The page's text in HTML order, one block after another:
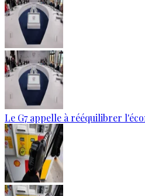
Le G7 appelle à rééquilibrer